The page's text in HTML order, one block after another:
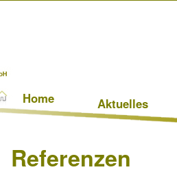
Home Aktuelles
Referenzen